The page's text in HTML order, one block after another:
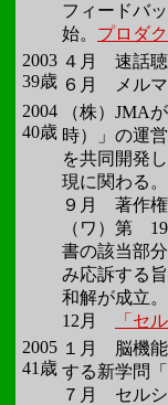
フィードバ
始。 プロダ
2003
39歳
４月 速話聴
６月 メル
2004
40歳
（株）JMA
時）」の運
を共同開発
現に関わる。
９月
著作権
（ワ）第
書の該当部
み応訴する
和解が成立。
12月
「セ
2005
41歳
１月 脳機能
する新学問
７月 セルシ